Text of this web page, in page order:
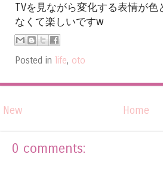
TVを見ながら変化する表情が色
なくて楽しいですw
Posted in life, oto
New Home
0 comments: